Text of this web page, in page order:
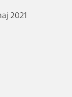
2021